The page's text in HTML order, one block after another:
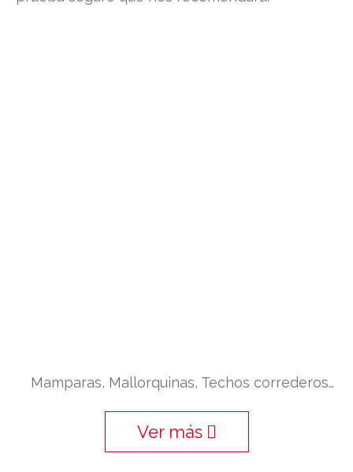
Mamparas, Mallorquinas, Techos correderos…
Ver más